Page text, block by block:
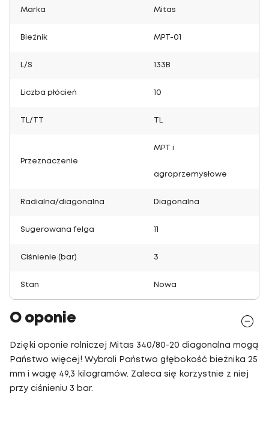
Marka Mitas
Bieżnik MPT-01
L/S 133B
Liczba płócień 10
TL/TT
Przeznaczenie
MPT i
agroprzemysłowe
Radialna/diagonalna Diagonalna
Sugerowana felga
Ciśnienie (bar) 3
Stan Nowa
O oponie
Dzięki oponie rolniczej Mitas 340/80-20 diagonalna mogą
Państwo więcej! Wybrali Państwo głębokość bieżnika 25
mm i wagę 49,3 kilogramów. Zaleca się korzystnie z niej
przy ciśnieniu 3 bar.